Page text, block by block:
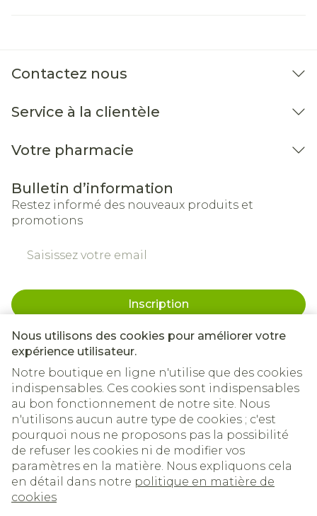
Nous utilisons des cookies pour améliorer votre
expérience utilisateur.
Notre boutique en ligne n'utilise que des cookies
indispensables. Ces cookies sont indispensables
au bon fonctionnement de notre site. Nous
n'utilisons aucun autre type de cookies ; c'est
pourquoi nous ne proposons pas la possibilité
de refuser les cookies ni de modifier vos
paramètres en la matière. Nous expliquons cela
en détail dans notre politique en matière de
cookies
Contactez nous
Service à la clientèle
Votre pharmacie
Bulletin d’information
Restez informé des nouveaux produits et
promotions
Inscription
En cliquant sur s'abonner, vous vous abonnez à notre
newsletter et acceptez notre
Liens légaux